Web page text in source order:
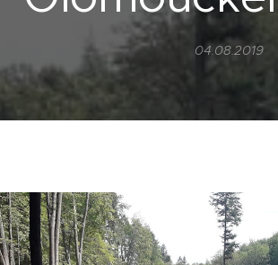
04.08.2019